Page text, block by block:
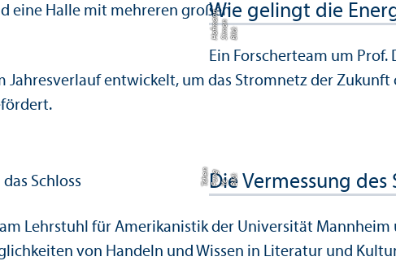
Bil
d:
Si
m
o
nH
o
f
m
an
n
Wie gelingt die
Ein Forscher­team um
Jahresverlauf entwickelt, um das Stromnetz der
Bild:
Y
eF
un
g T
ch
e
nDie Vermessung des
Lehr­stuhl für Amerikanistik der Universität
von Handeln und Wissen in Literatur und